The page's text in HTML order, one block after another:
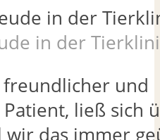
in der
und
ließ sich
wir das immer